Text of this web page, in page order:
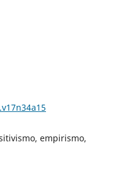
empirismo,